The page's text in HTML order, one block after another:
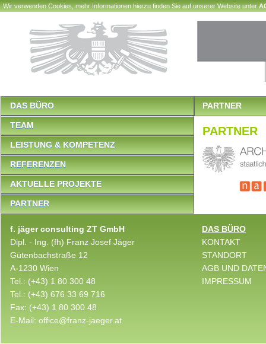
Wir verwenden Cookies, mehr Informationen hierzu finden Sie auf unserer Website unter
DAS BÜRO
TEAM
LEISTUNG & KOMPETENZ
REFERENZEN
AKTUELLE PROJEKTE
PARTNER
PARTNER
PARTNER
f. jäger consulting ZT GmbH
Dipl. - Ing. (fh) Franz Josef Jäger
Gütenbachstraße 12
A-1230 Wien
Tel.: (+43) 1 80 300 48
Tel.: (+43) 676 33 69 716
Fax: (+43) 1 80 300 48
E-Mail: office@franz-jaeger.at
DAS BÜRO
KONTAKT
STANDORT
AGB UND
IMPRESSUM